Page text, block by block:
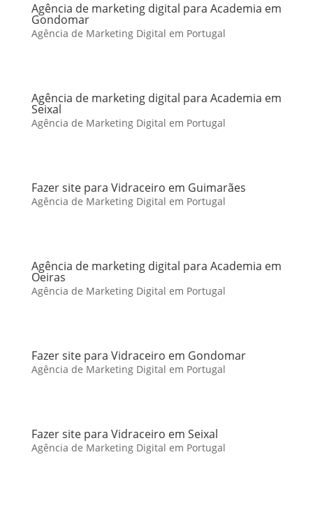
Agência de marketing digital para Academia em
Gondomar
Agência de Marketing Digital em Portugal
Agência de marketing digital para Academia em
Seixal
Agência de Marketing Digital em Portugal
Fazer site para Vidraceiro em Guimarães
Agência de Marketing Digital em Portugal
Agência de marketing digital para Academia em
Oeiras
Agência de Marketing Digital em Portugal
Fazer site para Vidraceiro em Gondomar
Agência de Marketing Digital em Portugal
Fazer site para Vidraceiro em Seixal
Agência de Marketing Digital em Portugal